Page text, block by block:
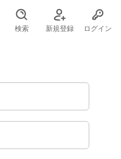
検索 新規登録 ログイン